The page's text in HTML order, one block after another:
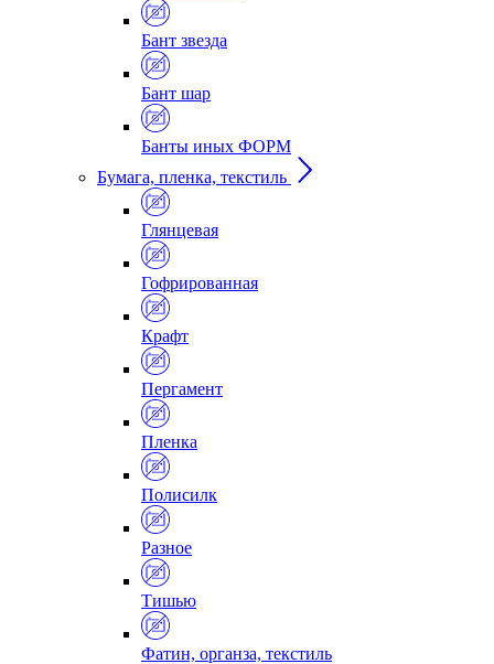
Бант звезда
Бант шар
Банты иных ФОРМ
Бумага, пленка, текстиль
Глянцевая
Гофрированная
Крафт
Пергамент
Пленка
Полисилк
Разное
Тишью
Фатин, органза, текстиль